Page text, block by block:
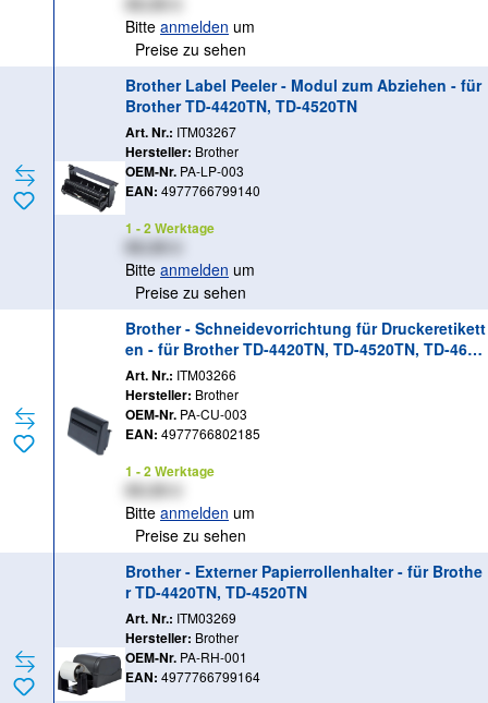
Bitte anmelden um
Preise zu sehen
Brother Label Peeler - Modul zum Abziehen - für
Brother TD-4420TN, TD-4520TN
Art. Nr.: ITM03267
Hersteller: Brother
OEM-Nr. PA-LP-003
EAN: 4977766799140
1 - 2 Werktage
Bitte anmelden um
Preise zu sehen
Brother - Schneidevorrichtung für Druckeretikett
en - für Brother TD-4420TN, TD-4520TN, TD-4650
TNWB, TD-4650TNWBR, TD-4750TNWB, TD-4750
TNWBR
Art. Nr.: ITM03266
Hersteller: Brother
OEM-Nr. PA-CU-003
EAN: 4977766802185
1 - 2 Werktage
XX,XX €
Bitte anmelden um
Preise zu sehen
Brother - Externer Papierrollenhalter - für Brothe
r TD-4420TN, TD-4520TN
Art. Nr.: ITM03269
Hersteller: Brother
OEM-Nr. PA-RH-001
EAN: 4977766799164